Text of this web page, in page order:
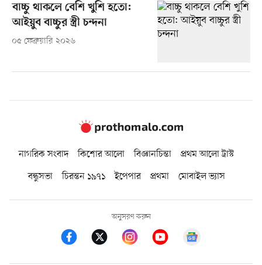
বাচ্চু থাকলে বেশি খুশি হতো:
আইয়ুব বাচ্চুর স্ত্রী চন্দনা
০৫ ফেব্রুয়ারি ২০২৬
নাগরিক সংবাদ কিশোর আলো বিজ্ঞানচিন্তা
প্রথম আলো ট্রাস্ট
বন্ধুসভা
চিরন্তন ১৯৭১ ইপেপার প্রথমা মোবাইল ভ্যাস
অনুসরণ করুন